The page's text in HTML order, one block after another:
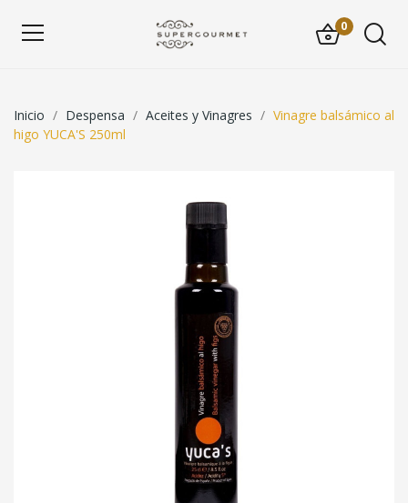
0
Inicio Despensa Aceites y Vinagres
Vinagre balsámico al
higo YUCA'S 250ml